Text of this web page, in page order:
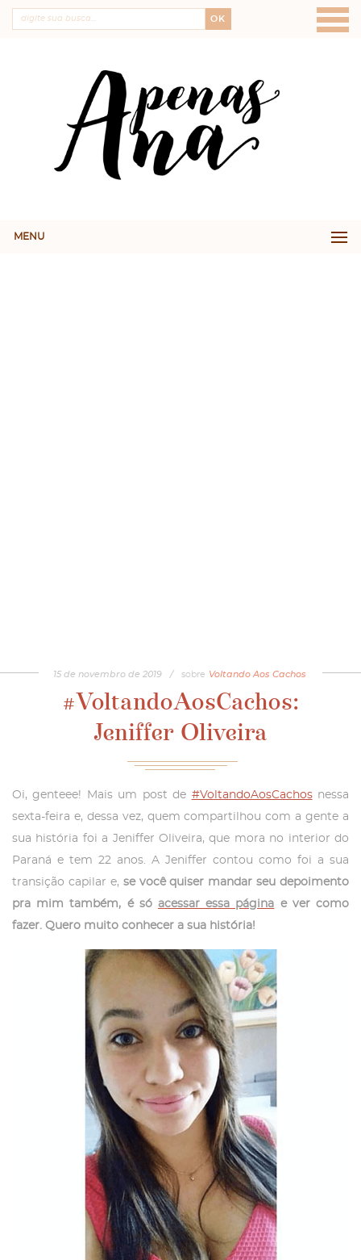
OK
MENU
15 de novembro de 2019 / sobre Voltando Aos Cachos
#VoltandoAosCachos:
Jeniffer Oliveira
Oi, genteee! Mais um post de #VoltandoAosCachosnessa
sexta-feira e, dessa vez, quem compartilhou com a gente a
sua história foi a Jeniffer Oliveira, que mora no interior do
Paraná e tem 22 anos. A Jeniffer contou como foi a sua
transição capilar e, se você quiser mandar seu depoimento
pra mim também, é só acessar essa página e ver como
fazer. Quero muito conhecer a sua história!